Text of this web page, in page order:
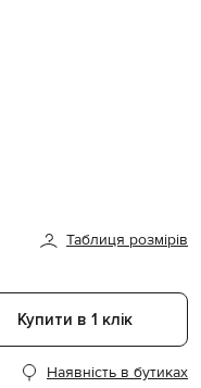
Таблиця розмірів
Купити в 1 клік
Наявність в бутиках